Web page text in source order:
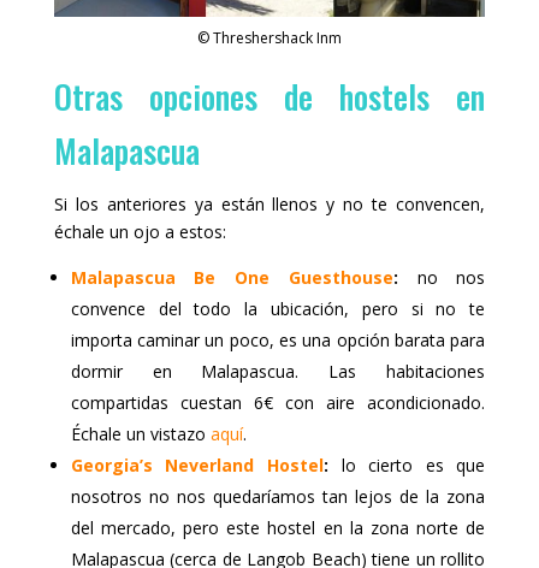
© Threshershack Inm
Otras opciones de hostels en
Malapascua
Si los anteriores ya están llenos y no te convencen,
échale un ojo a estos:
Malapascua Be One Guesthouse: no nos
convence del todo la ubicación, pero si no te
importa caminar un poco, es una opción barata para
dormir en Malapascua. Las habitaciones
compartidas cuestan 6€ con aire acondicionado.
Échale un vistazo aquí.
Georgia’s Neverland Hostel: lo cierto es que
nosotros no nos quedaríamos tan lejos de la zona
del mercado, pero este hostel en la zona norte de
Malapascua (cerca de Langob Beach) tiene un rollito